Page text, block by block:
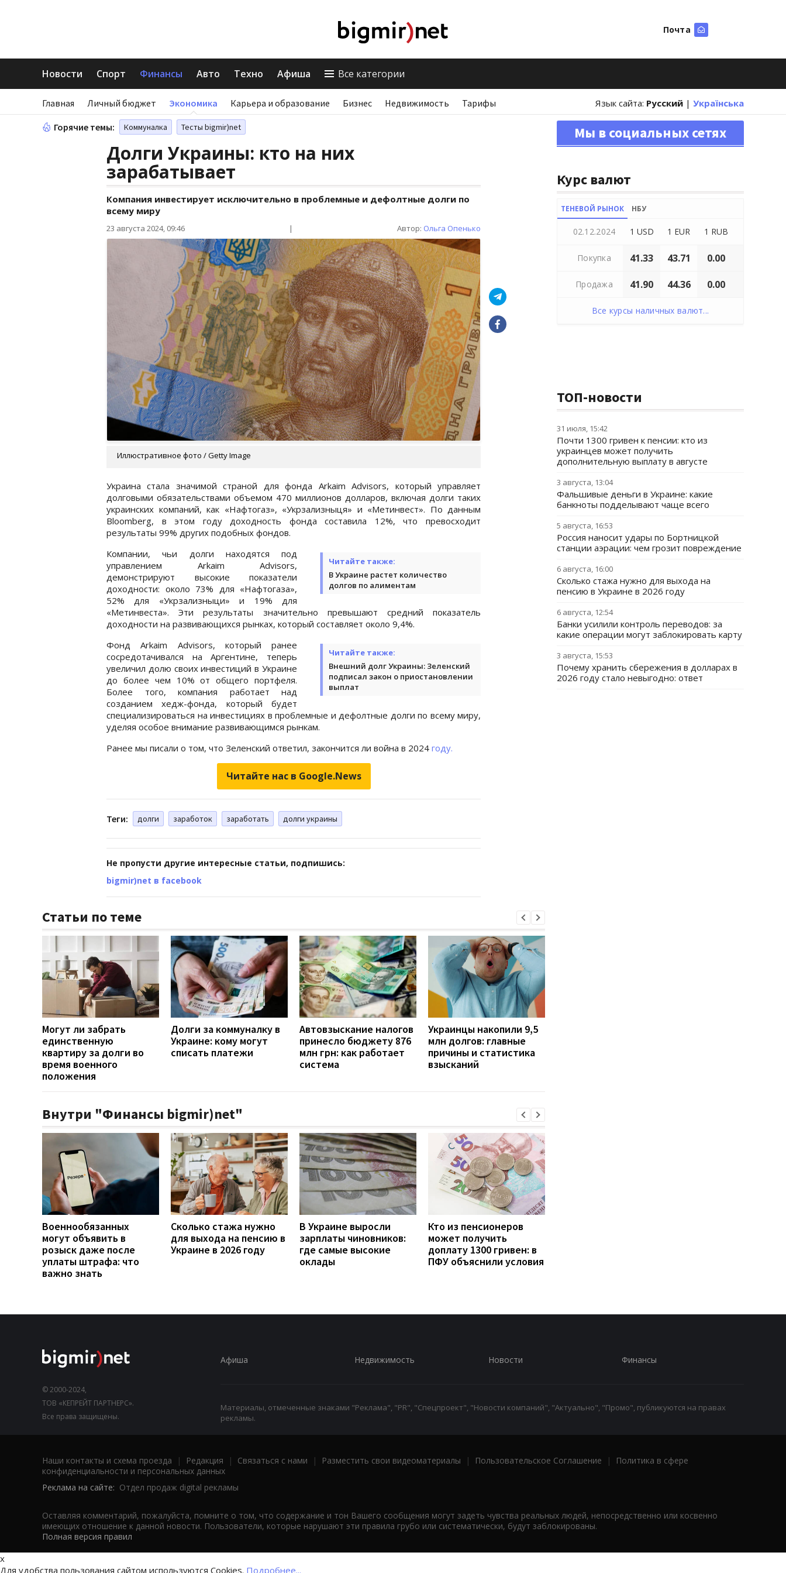
Почта
Новости Спорт Финансы Авто Техно Афиша Все категории
Главная Личный бюджет Экономика Карьера и образование Бизнес Недвижимость Тарифы Язык сайта: Русский | Українська
Горячие темы: Коммуналка Тесты bigmir)net
Долги Украины: кто на них
зарабатывает
Компания инвестирует исключительно в проблемные и дефолтные долги по
всему миру
23 августа 2024, 09:46 | Автор: Ольга Опенько
Иллюстративное фото / Getty Image
Украина стала значимой страной для фонда Arkaim Advisors, который управляет
долговыми обязательствами объемом 470 миллионов долларов, включая долги таких
украинских компаний, как «Нафтогаз», «Укрзализныця» и «Метинвест». По данным
Bloomberg, в этом году доходность фонда составила 12%, что превосходит
результаты 99% других подобных фондов.
Читайте также:
В Украине растет количество
долгов по алиментам
Компании, чьи долги находятся под
управлением Arkaim Advisors,
демонстрируют высокие показатели
доходности: около 73% для «Нафтогаза»,
52% для «Укрзализныци» и 19% для
«Метинвеста». Эти результаты значительно превышают средний показатель
доходности на развивающихся рынках, который составляет около 9,4%.
Читайте также:
Внешний долг Украины: Зеленский
подписал закон о приостановлении
выплат
Фонд Arkaim Advisors, который ранее
сосредотачивался на Аргентине, теперь
увеличил долю своих инвестиций в Украине
до более чем 10% от общего портфеля.
Более того, компания работает над
созданием хедж-фонда, который будет
специализироваться на инвестициях в проблемные и дефолтные долги по всему миру,
уделяя особое внимание развивающимся рынкам.
Ранее мы писали о том, что Зеленский ответил, закончится ли война в 2024 году.
Читайте нас в Google.News
Теги: долги заработок заработать долги украины
Не пропусти другие интересные статьи, подпишись:
bigmir)net в facebook
Статьи по теме
Могут ли забрать
единственную
квартиру за долги во
время военного
положения
Долги за коммуналку в
Украине: кому могут
списать платежи
Автовзыскание налогов
принесло бюджету 876
млн грн: как работает
система
Украинцы накопили 9,5
млн долгов: главные
причины и статистика
взысканий
Внутри "Финансы bigmir)net"
Военнообязанных
могут объявить в
розыск даже после
уплаты штрафа: что
важно знать
Сколько стажа нужно
для выхода на пенсию в
Украине в 2026 году
В Украине выросли
зарплаты чиновников:
где самые высокие
оклады
Кто из пенсионеров
может получить
доплату 1300 гривен: в
ПФУ объяснили условия
Мы в социальных сетях
Курс валют
ТЕНЕВОЙ РЫНОК НБУ
02.12.2024 1 USD 1 EUR 1 RUB
Покупка 41.33 43.71 0.00
Продажа 41.90 44.36 0.00
Все курсы наличных валют...
ТОП-новости
31 июля, 15:42
Почти 1300 гривен к пенсии: кто из
украинцев может получить
дополнительную выплату в августе
3 августа, 13:04
Фальшивые деньги в Украине: какие
банкноты подделывают чаще всего
5 августа, 16:53
Россия наносит удары по Бортницкой
станции аэрации: чем грозит повреждение
6 августа, 16:00
Сколько стажа нужно для выхода на
пенсию в Украине в 2026 году
6 августа, 12:54
Банки усилили контроль переводов: за
какие операции могут заблокировать карту
3 августа, 15:53
Почему хранить сбережения в долларах в
2026 году стало невыгодно: ответ
© 2000-2024,
ТОВ «КЕПРЕЙТ ПАРТНЕРС».
Все права защищены.
Афиша Недвижимость Новости Финансы
Материалы, отмеченные знаками "Реклама", "PR", "Спецпроект", "Новости компаний", "Актуально", "Промо", публикуются на правах
рекламы.
Наши контакты и схема проезда | Редакция | Связаться с нами | Разместить свои видеоматериалы | Пользовательское Соглашение |
Политика в сфере
конфиденциальности и персональных данных
Реклама на сайте: Отдел продаж digital рекламы
Оставляя комментарий, пожалуйста, помните о том, что содержание и тон Вашего сообщения могут задеть чувства реальных людей, непосредственно или косвенно
имеющих отношение к данной новости. Пользователи, которые нарушают эти правила грубо или систематически, будут заблокированы.
Полная версия правил
x
Для удобства пользования сайтом используются Cookies. Подробнее...